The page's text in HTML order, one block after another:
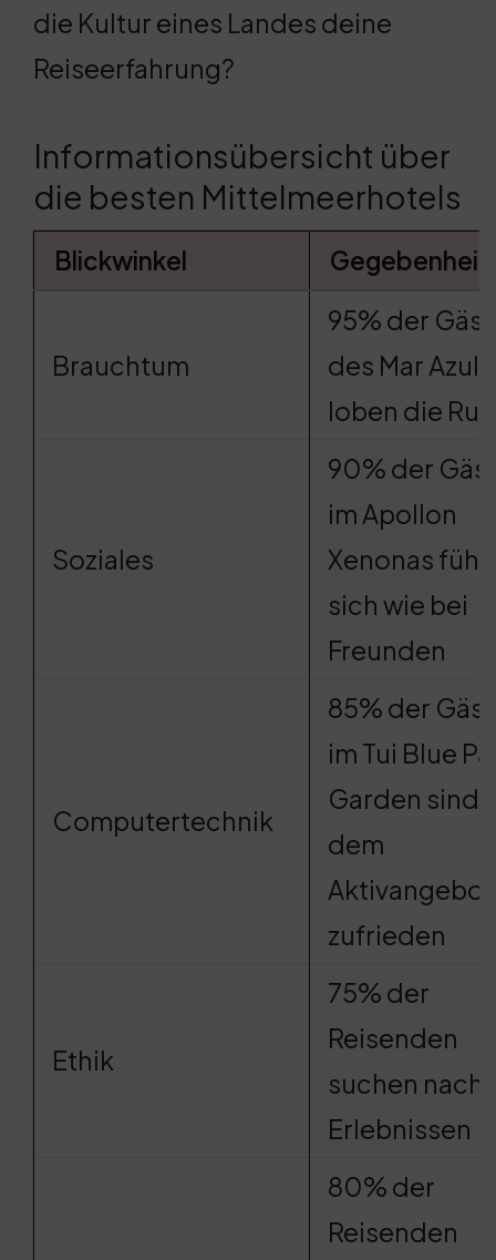
die Kultur eines Landes deine
Reiseerfahrung?
Informationsübersicht über
die besten Mittelmeerhotels
Blickwinkel Gegebenheit
Brauchtum
95% der
des Mar Azul
loben die
Soziales
90% der
im Apollon
Xenonas
sich wie bei
Freunden
Computertechnik
85% der
im Tui Blue
Garden sind
dem
Aktivangebot
zufrieden
Ethik
75% der
Reisenden
suchen nach
Erlebnissen
80% der
Reisenden